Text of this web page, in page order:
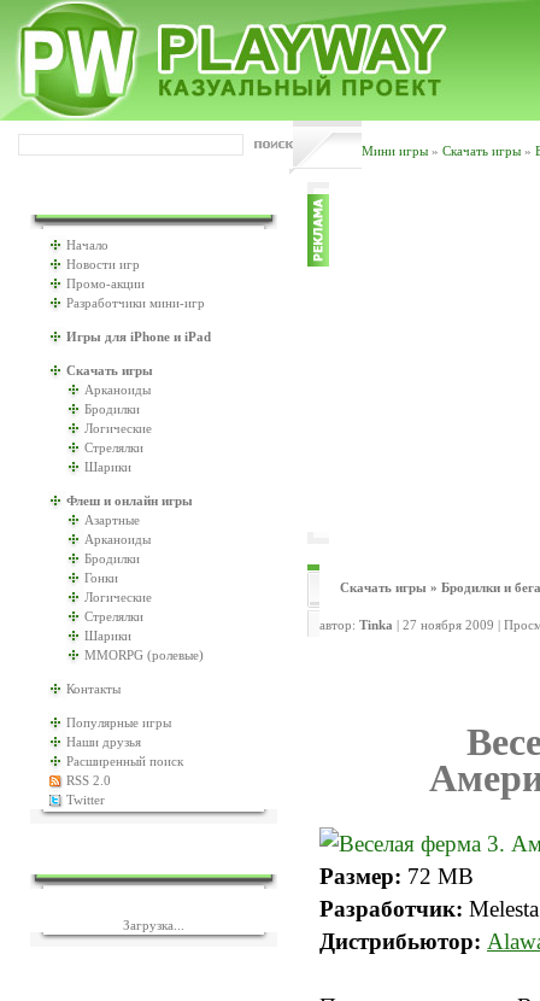
Мини игры » Скачать игры »
Начало
Новости игр
Промо-акции
Разработчики мини-игр
Игры для iPhone и iPad
Скачать игры
Арканоиды
Бродилки
Логические
Стрелялки
Шарики
Флеш и онлайн игры
Азартные
Арканоиды
Бродилки
Гонки
Логические
Стрелялки
Шарики
MMORPG (ролевые)
Контакты
Популярные игры
Наши друзья
Расширенный поиск
RSS 2.0
Twitter
Загрузка...
Скачать игры » Бродилки и
автор: Tinka | 27 ноября 2009 |
Размер: 72 MB
Разработчик: Melesta
Дистрибьютор: